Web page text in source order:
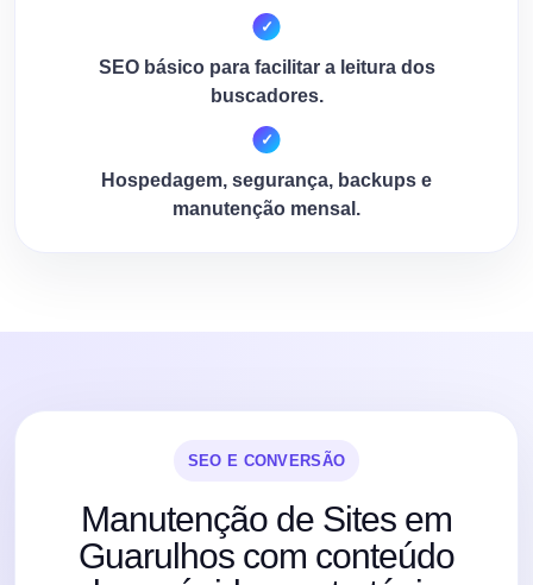
SEO básico para facilitar a leitura dos
buscadores.
Hospedagem, segurança, backups e
manutenção mensal.
SEO E CONVERSÃO
Manutenção de Sites em
Guarulhos com conteúdo